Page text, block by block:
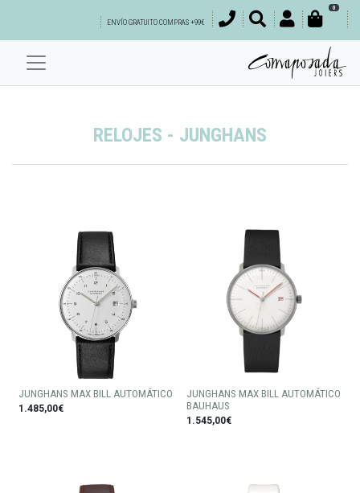
ENVÍO GRATUITO COMPRAS +99€
0
RELOJES - JUNGHANS
JUNGHANS MAX BILL AUTOMÁTICO
1.485,00€
JUNGHANS MAX BILL AUTOMÁTICO
BAUHAUS
1.545,00€